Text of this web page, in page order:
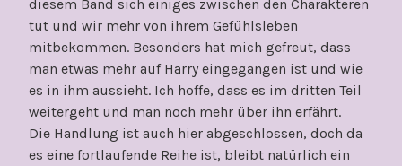
diesem Band sich einiges zwischen den Charakteren
tut und wir mehr von ihrem Gefühlsleben
mitbekommen. Besonders hat mich gefreut, dass
man etwas mehr auf Harry eingegangen ist und wie
es in ihm aussieht. Ich hoffe, dass es im dritten Teil
weitergeht und man noch mehr über ihn erfährt.
Die Handlung ist auch hier abgeschlossen, doch da
es eine fortlaufende Reihe ist, bleibt natürlich ein